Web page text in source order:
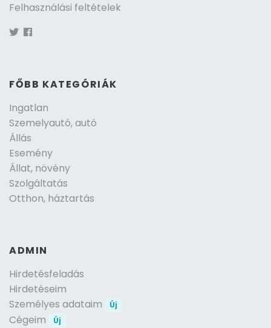
Felhasználási feltételek
FŐBB KATEGÓRIÁK
Ingatlan
Szemelyautó, autó
Állás
Esemény
Állat, növény
Szolgáltatás
Otthon, háztartás
ADMIN
Hirdetésfeladás
Hirdetéseim
Személyes adataim
Új
Cégeim Új